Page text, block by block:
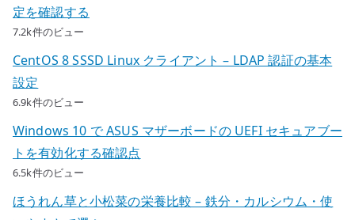
定を確認する
7.2k件のビュー
CentOS 8 SSSD Linux クライアント – LDAP 認証の基本
設定
6.9k件のビュー
Windows 10 で ASUS マザーボードの UEFI セキュアブー
トを有効化する確認点
6.5k件のビュー
ほうれん草と小松菜の栄養比較 – 鉄分・カルシウム・使